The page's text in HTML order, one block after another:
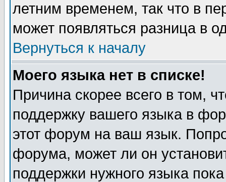
летним временем, так что в
может появляться разница в
Вернуться к началу
Моего языка нет в списке!
Причина скорее всего в том,
поддержку вашего языка в
этот форум на ваш язык.
форума, может ли он
поддержки нужного языка